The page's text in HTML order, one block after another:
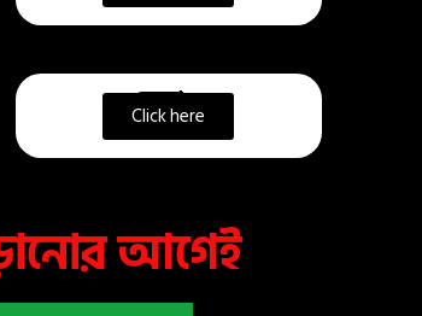
ডেমো ৩
Click here
আগেই